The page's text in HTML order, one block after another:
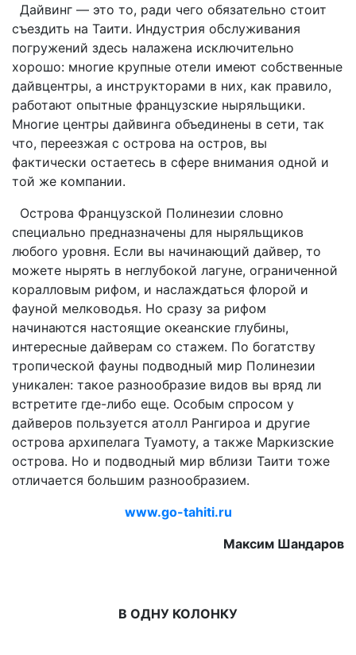
Дайвинг — это то, ради чего обязательно стоит
съездить на Таити. Индустрия обслуживания
погружений здесь налажена исключительно
хорошо: многие крупные отели имеют собственные
дайвцентры, а инструкторами в них, как правило,
работают опытные французские ныряльщики.
Многие центры дайвинга объединены в сети, так
что, переезжая с острова на остров, вы
фактически остаетесь в сфере внимания одной и
той же компании.
Острова Французской Полинезии словно
специально предназначены для ныряльщиков
любого уровня. Если вы начинающий дайвер, то
можете нырять в неглубокой лагуне, ограниченной
коралловым рифом, и наслаждаться флорой и
фауной мелководья. Но сразу за рифом
начинаются настоящие океанские глубины,
интересные дайверам со стажем. По богатству
тропической фауны подводный мир Полинезии
уникален: такое разнообразие видов вы вряд ли
встретите где-либо еще. Особым спросом у
дайверов пользуется атолл Рангироа и другие
острова архипелага Туамоту, а также Маркизские
острова. Но и подводный мир вблизи Таити тоже
отличается большим разнообразием.
www.go-tahiti.ru
Максим Шандаров
В ОДНУ КОЛОНКУ